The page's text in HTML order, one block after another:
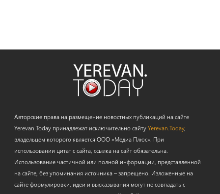
Авторские права на размещение новостных публикаций на сайте
Yerevan.Today принадлежат исключительно сайтуYerevan.Today,
владельцем которого является ООО «Медиа Плюс». При
использовании цитат с сайта, ссылка на сайт обязательна.
Использование частичной или полной информации, представленной
на сайте, без упоминания источника – запрещено. Изложенные на
сайте формулировки, идеи и высказывания могут не совпадать с